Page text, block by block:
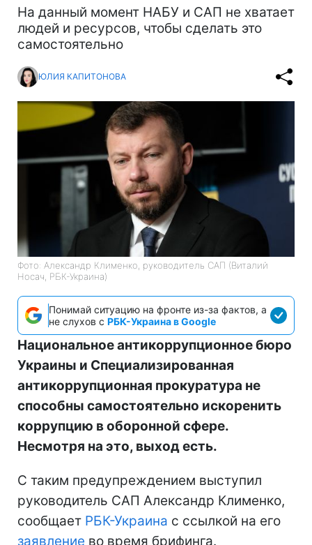
На данный момент НАБУ и САП не хватает
людей и ресурсов, чтобы сделать это
самостоятельно
ЮЛИЯ КАПИТОНОВА
Фото: Александр Клименко, руководитель САП (Виталий
Носач, РБК-Украина)
Понимай ситуацию на фронте из-за фактов, а
не слухов с РБК-Украина в Google
Национальное антикоррупционное бюро
Украины и Специализированная
антикоррупционная прокуратура не
способны самостоятельно искоренить
коррупцию в оборонной сфере.
Несмотря на это, выход есть.
С таким предупреждением выступил
руководитель САП Александр Клименко,
сообщает РБК-Украина с ссылкой на его
заявление во время брифинга.